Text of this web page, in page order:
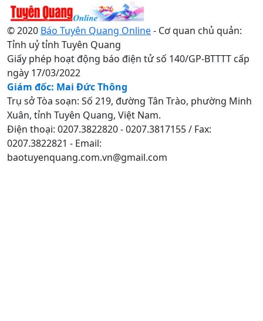
© 2020 Báo Tuyên Quang Online- Cơ quan chủ quản:
Tỉnh uỷ tỉnh Tuyên Quang
Giấy phép hoạt động báo điện tử số 140/GP-BTTTT cấp
ngày 17/03/2022
Giám đốc: Mai Đức Thông
Trụ sở Tòa soạn: Số 219, đường Tân Trào, phường Minh
Xuân, tỉnh Tuyên Quang, Việt Nam.
Điện thoại: 0207.3822820 - 0207.3817155 / Fax:
0207.3822821 - Email:
baotuyenquang.com.vn@gmail.com